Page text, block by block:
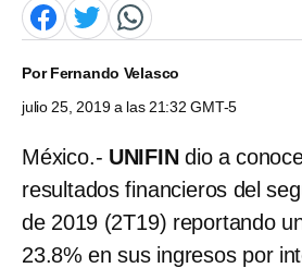
PorFernando Velasco
julio 25, 2019 a las 21:32 GMT-5
México.- UNIFINdio a
resultados financieros del
de 2019 (2T19) reportando
23.8% en sus ingresos por